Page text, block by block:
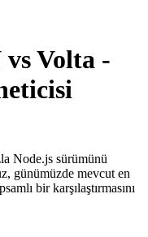
Volta -
Node.js sürümünü
günümüzde mevcut en
bir karşılaştırmasını